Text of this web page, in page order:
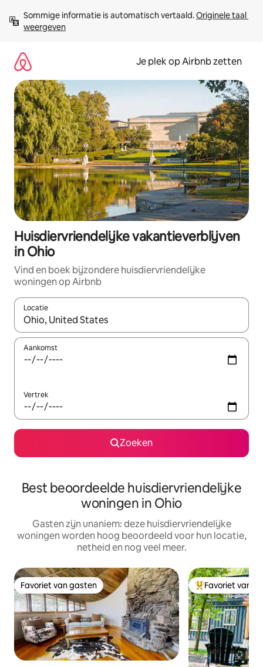
direct
naar
Sommige informatie is automatisch vertaald. Originele taal
weergeven
Je plek op Airbnb zetten
Huisdiervriendelijke vakantieverblijven
in Ohio
Vind en boek bijzondere huisdiervriendelijke
woningen op Airbnb
Locatie
Wanneer er resultaten beschikbaar zijn, maak je een keuze
Aankomst
Vertrek
Zoeken
Best beoordeelde huisdiervriendelijke
woningen in Ohio
Gasten zijn unaniem: deze huisdiervriendelijke
woningen worden hoog beoordeeld voor hun locatie,
netheid en nog veel meer.
Favoriet van gasten
Favoriet van gasten Topfavoriet van
Favoriet van